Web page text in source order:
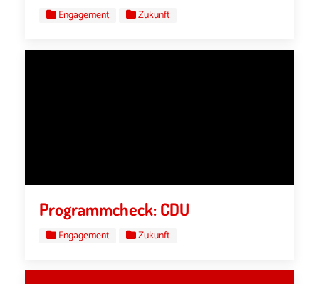
Engagement Zukunft
Programmcheck: CDU
Engagement Zukunft